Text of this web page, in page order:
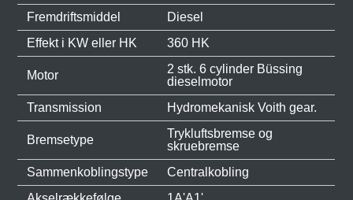
Fremdriftsmiddel
Diesel
Effekt i KW eller HK
360 HK
Motor
2 stk. 6 cylinder Büssing
dieselmotor
Transmission
Hydromekanisk Voith gear.
Bremsetype
Trykluftsbremse og
skruebremse
Sammenkoblingstype
Centralkobling